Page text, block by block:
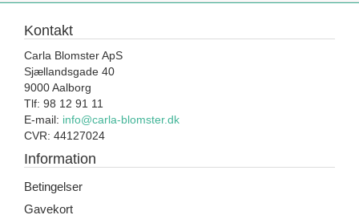
Kontakt
Carla Blomster ApS
Sjællandsgade 40
9000 Aalborg
Tlf: 98 12 91 11
E-mail: info@carla-blomster.dk
CVR: 44127024
Information
Betingelser
Gavekort